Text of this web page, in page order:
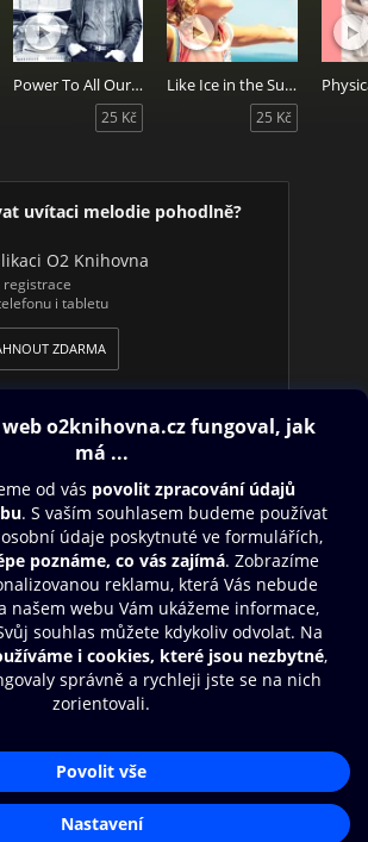
Power To All Our Friends
25 Kč
Like Ice in the Sunshine
25 Kč
uvítaci melodie pohodlně?
O2 Knihovna
registrace
i tabletu
ZDARMA
a.s.
osobních údajů
Aplikace O2 Knihovna
Čti a poslouchej své e-knihy a